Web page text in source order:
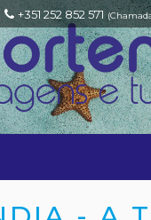
+351 252 852 571